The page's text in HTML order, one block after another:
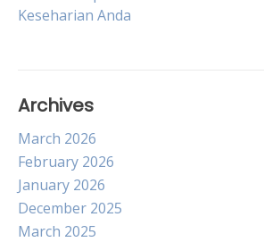
Keseharian Anda
Archives
March 2026
February 2026
January 2026
December 2025
March 2025